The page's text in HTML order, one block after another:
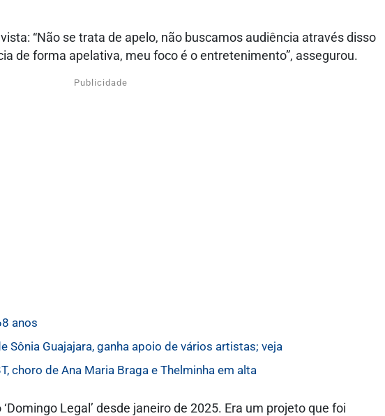
“Não se trata de apelo, não buscamos audiência através disso
de forma apelativa, meu foco é o entretenimento”, assegurou.
Publicidade
anos
Guajajara, ganha apoio de vários artistas; veja
choro de Ana Maria Braga e Thelminha em alta
Legal’ desde janeiro de 2025. Era um projeto que foi